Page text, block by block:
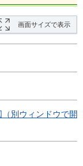
画面サイズで表示
別ウィンドウで開